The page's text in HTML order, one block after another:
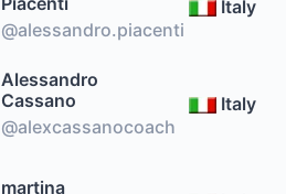
@alessandro.piacenti
Italy
Alessandro
Cassano
@alexcassanocoach
Italy
martina